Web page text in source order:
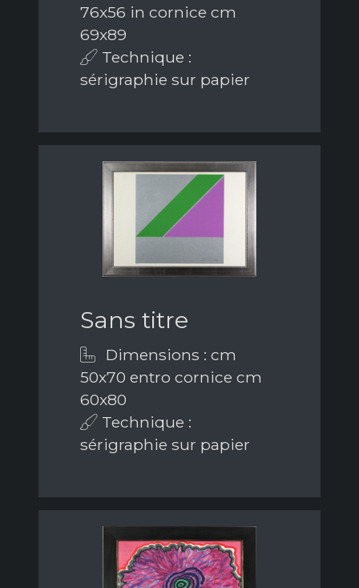
76x56 in cornice cm
69x89
Technique :
sérigraphie sur papier
Sans titre
Dimensions : cm
50x70 entro cornice cm
60x80
Technique :
sérigraphie sur papier